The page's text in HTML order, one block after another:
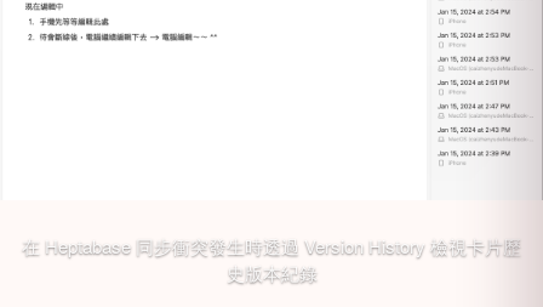
在 Heptabase 同步衝突發生時透過 Version History 檢視卡片歷
史版本紀錄